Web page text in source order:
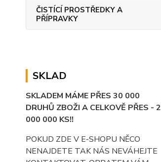
ČISTÍCÍ PROSTŘEDKY A
PŘÍPRAVKY
SKLAD
SKLADEM MÁME PŘES 30 000
DRUHŮ ZBOŽI A CELKOVĚ PŘES - 2
000 000 KS!!
POKUD ZDE V E-SHOPU NĚCO
NENAJDETE TAK NÁS NEVÁHEJTE